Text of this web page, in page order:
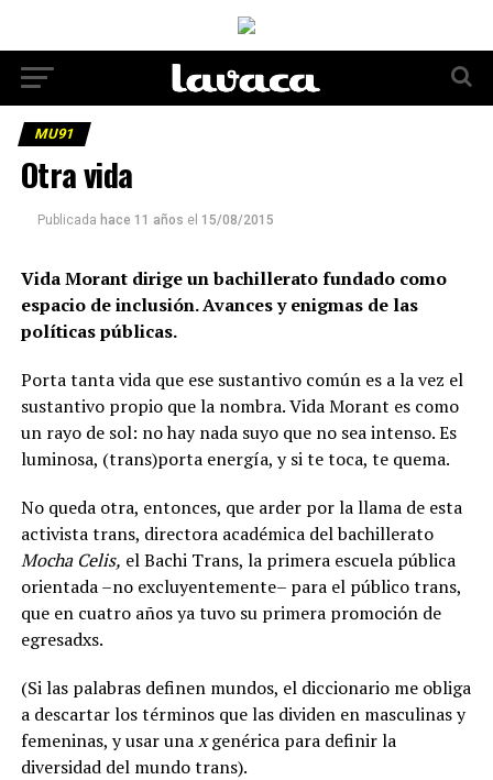
MU91
Otra vida
Publicada hace 11 años el 15/08/2015
Vida Morant dirige un bachillerato fundado como
espacio de inclusión. Avances y enigmas de las
políticas públicas.
Porta tanta vida que ese sustantivo común es a la vez el
sustantivo propio que la nombra. Vida Morant es como
un rayo de sol: no hay nada suyo que no sea intenso. Es
luminosa, (trans)porta energía, y si te toca, te quema.
No queda otra, entonces, que arder por la llama de esta
activista trans, directora académica del bachillerato
Mocha Celis, el Bachi Trans, la primera escuela pública
orientada –no excluyentemente– para el público trans,
que en cuatro años ya tuvo su primera promoción de
egresadxs.
(Si las palabras definen mundos, el diccionario me obliga
a descartar los términos que las dividen en masculinas y
femeninas, y usar unaxgenérica para definir la
diversidad del mundo trans).